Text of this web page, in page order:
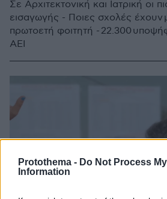
Protothema - Do Not Process
Information
Σε Αρχιτεκτονική και Ιατρική οι
εισαγωγής - Ποιες σχολές έχουν
πρωτοετή φοιτητή - 22.300
ΑΕΙ